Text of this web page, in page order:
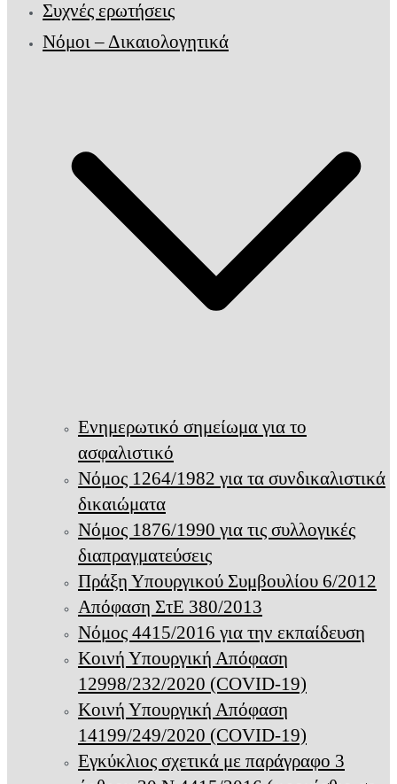
Συχνές ερωτήσεις
Νόμοι – Δικαιολογητικά
Ενημερωτικό σημείωμα για το
ασφαλιστικό
Νόμος 1264/1982 για τα συνδικαλιστικά
δικαιώματα
Νόμος 1876/1990 για τις συλλογικές
διαπραγματεύσεις
Πράξη Υπουργικού Συμβουλίου 6/2012
Απόφαση ΣτΕ 380/2013
Νόμος 4415/2016 για την εκπαίδευση
Κοινή Υπουργική Απόφαση
12998/232/2020 (COVID-19)
Κοινή Υπουργική Απόφαση
14199/249/2020 (COVID-19)
Εγκύκλιος σχετικά με παράγραφο 3